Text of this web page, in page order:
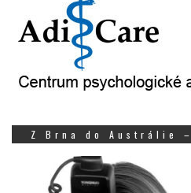
Z Brna do Austrálie